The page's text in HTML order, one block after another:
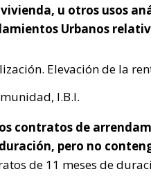
u otros usos
Urbanos
Elevación de la
I.B.I.
contratos de
pero no
de 11 meses de